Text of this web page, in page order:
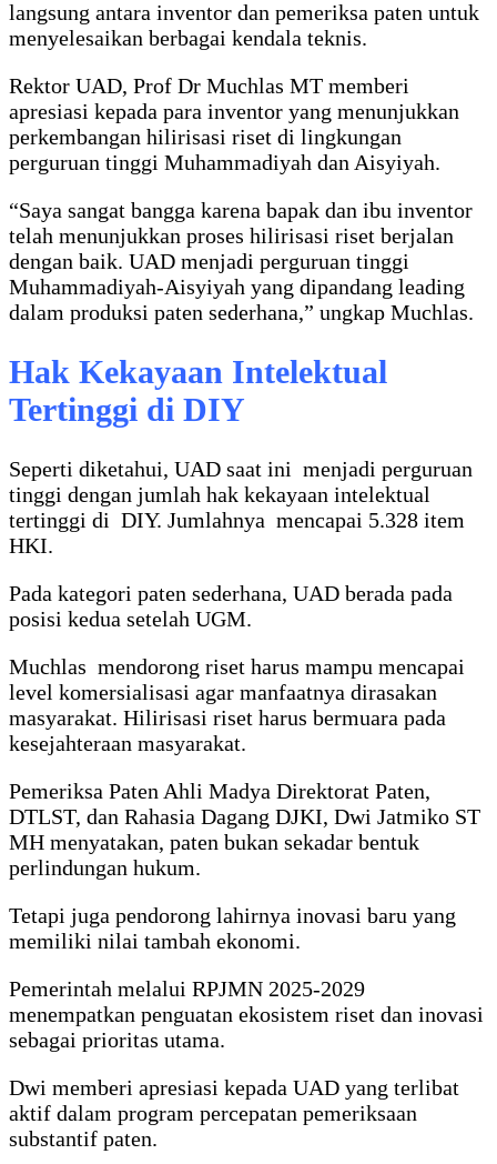
langsung antara inventor dan pemeriksa paten untuk
menyelesaikan berbagai kendala teknis.
Rektor UAD, Prof Dr Muchlas MT memberi
apresiasi kepada para inventor yang menunjukkan
perkembangan hilirisasi riset di lingkungan
perguruan tinggi Muhammadiyah dan Aisyiyah.
“Saya sangat bangga karena bapak dan ibu inventor
telah menunjukkan proses hilirisasi riset berjalan
dengan baik. UAD menjadi perguruan tinggi
Muhammadiyah-Aisyiyah yang dipandang leading
dalam produksi paten sederhana,” ungkap Muchlas.
Hak Kekayaan Intelektual
Tertinggi di DIY
Seperti diketahui, UAD saat ini menjadi perguruan
tinggi dengan jumlah hak kekayaan intelektual
tertinggi di DIY. Jumlahnya mencapai 5.328 item
HKI.
Pada kategori paten sederhana, UAD berada pada
posisi kedua setelah UGM.
Muchlas mendorong riset harus mampu mencapai
level komersialisasi agar manfaatnya dirasakan
masyarakat. Hilirisasi riset harus bermuara pada
kesejahteraan masyarakat.
Pemeriksa Paten Ahli Madya Direktorat Paten,
DTLST, dan Rahasia Dagang DJKI, Dwi Jatmiko ST
MH menyatakan, paten bukan sekadar bentuk
perlindungan hukum.
Tetapi juga pendorong lahirnya inovasi baru yang
memiliki nilai tambah ekonomi.
Pemerintah melalui RPJMN 2025-2029
menempatkan penguatan ekosistem riset dan inovasi
sebagai prioritas utama.
Dwi memberi apresiasi kepada UAD yang terlibat
aktif dalam program percepatan pemeriksaan
substantif paten.